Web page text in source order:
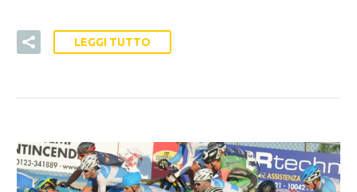
LEGGI TUTTO